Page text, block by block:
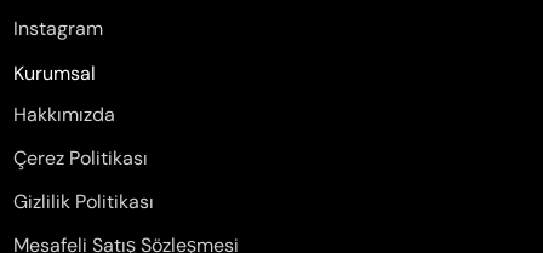
Instagram
Kurumsal
Hakkımızda
Çerez Politikası
Gizlilik Politikası
Mesafeli Satış Sözleşmesi